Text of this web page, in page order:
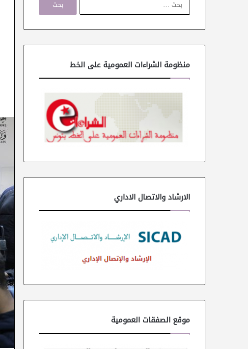
ح
ن
منظومة الشراءات العمومية على الخط
الارشاد والاتصال الاداري
موقع الصفقات العمومية